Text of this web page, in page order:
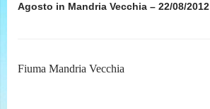
v
a
Agosto in Mandria Vecchia – 22/08/2012
Fiuma Mandria Vecchia